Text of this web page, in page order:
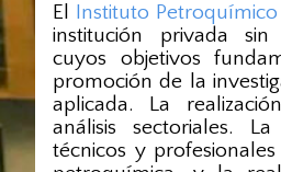
El Instituto
institución privada
cuyos objetivos
promoción de la
aplicada. La
análisis sectoriales.
técnicos y